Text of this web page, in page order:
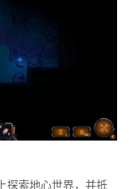
探索地心世界，并抵